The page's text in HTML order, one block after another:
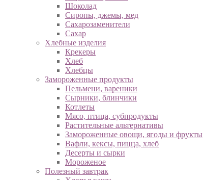
Шоколад
Сиропы, джемы, мед
Сахарозаменители
Сахар
Хлебные изделия
Крекеры
Хлеб
Хлебцы
Замороженные продукты
Пельмени, вареники
Сырники, блинчики
Котлеты
Мясо, птица, субпродукты
Растительные альтернативы
Замороженные овощи, ягоды и фрукты
Вафли, кексы, пицца, хлеб
Десерты и сырки
Мороженое
Полезный завтрак